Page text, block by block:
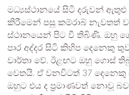
මධ්‍යස්ථානයේ සිටි දරුවන් ඇතුළු
කිරීමෙන් පසු කම්රාබ් නැවතත්
ස්ථානයෙන් පිට වී තිබිණි. ඔහු
පාර අද්දර සිටි කිහිප දෙනෙකු
වාර්තා වේ. ඊළඟට ඔහු ගොස්
වෙතයි. ඒ වනවිටත් 37 දෙනෙකු
ඔහුට එය ද ප්‍රමාණවත් නොවූ